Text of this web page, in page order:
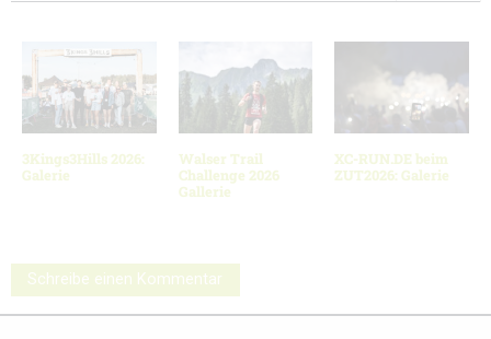
3Kings3Hills 2026:
Galerie
Walser Trail
Challenge 2026
Gallerie
XC-RUN.DE beim
ZUT2026: Galerie
Schreibe einen Kommentar